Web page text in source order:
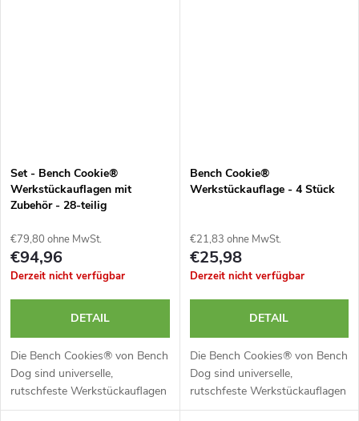
Set - Bench Cookie®
Werkstückauflagen mit
Zubehör - 28-teilig
€79,80 ohne MwSt.
€94,96
Derzeit nicht verfügbar
DETAIL
Die Bench Cookies® von Bench
Dog sind universelle,
rutschfeste Werkstückauflagen
für die stabile Fixierung von
Bench Cookie®
Werkstückauflage - 4 Stück
€21,83 ohne MwSt.
€25,98
Derzeit nicht verfügbar
DETAIL
Die Bench Cookies® von Bench
Dog sind universelle,
rutschfeste Werkstückauflagen
für die stabile Fixierung von